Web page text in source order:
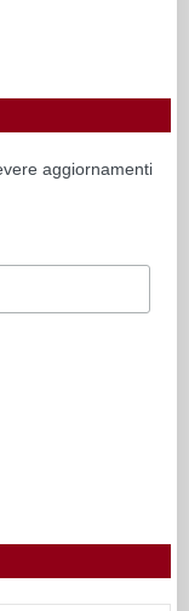
aggiornamenti